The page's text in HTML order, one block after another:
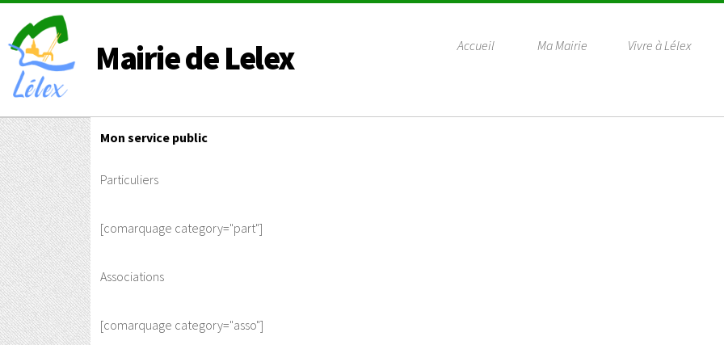
Mairie de Lelex Accueil Ma Mairie Vivre à Lélex
Mon service public
Particuliers
[comarquage category="part"]
Associations
[comarquage category="asso"]